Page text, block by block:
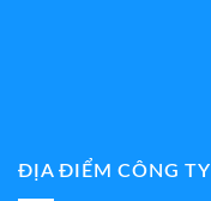
ĐỊA ĐIỂM CÔNG TY